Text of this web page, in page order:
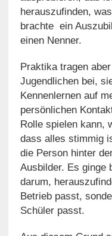
herauszufinden,
brachte ein
einen Nenner.
Praktika tragen
Jugendlichen bei,
Kennenlernen auf
persönlichen
Rolle spielen kann,
dass alles stimmig
die Person hinter
Ausbilder. Es ginge
darum,
Betrieb passt,
Schüler passt.